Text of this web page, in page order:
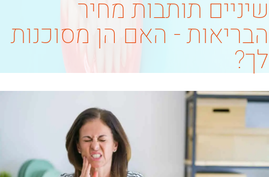
שיניים תותבות מחיר
הבריאות - האם הן מסוכנות
לך?